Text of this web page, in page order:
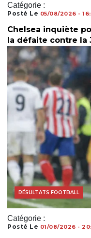
Catégorie :
Posté Le 05/08/2026 -
Chelsea inquiète
la défaite contre la
Catégorie :
RÉSULTATS FOOTBALL
Posté Le 01/08/2026 -